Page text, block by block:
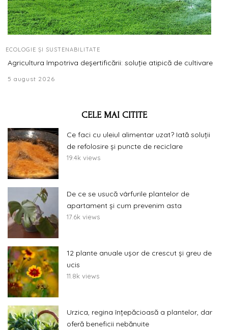
ECOLOGIE ȘI SUSTENABILITATE
Agricultura împotriva deșertificării: soluție atipică de cultivare
5 august 2026
CELE MAI CITITE
Ce faci cu uleiul alimentar uzat? Iată soluții
de refolosire și puncte de reciclare
19.4k views
De ce se usucă vârfurile plantelor de
apartament și cum prevenim asta
17.6k views
12 plante anuale ușor de crescut și greu de
ucis
11.8k views
Urzica, regina înțepăcioasă a plantelor, dar
oferă beneficii nebănuite